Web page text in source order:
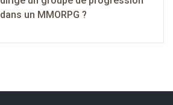
dans un MMORPG ?